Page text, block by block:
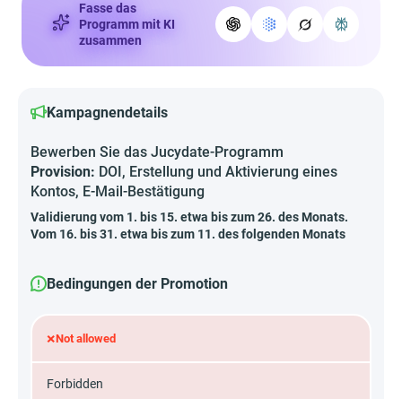
Fasse das
Programm mit KI
zusammen
Kampagnendetails
Bewerben Sie das Jucydate-Programm
Provision: DOI, Erstellung und Aktivierung eines
Kontos, E-Mail-Bestätigung
Validierung vom 1. bis 15. etwa bis zum 26. des Monats.
Vom 16. bis 31. etwa bis zum 11. des folgenden Monats
Bedingungen der Promotion
×Not allowed
Forbidden